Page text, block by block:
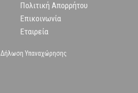
Πολιτική Απορρήτου
Επικοινωνία
Εταιρεία
Δήλωση Υπαναχώρησης